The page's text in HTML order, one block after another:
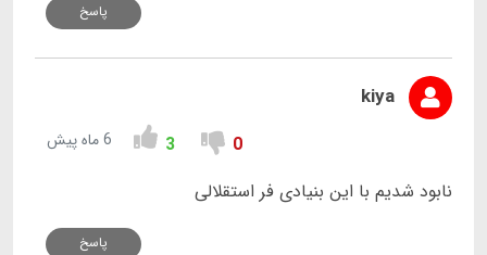
پاسخ
kiya
0
3 6 ماه پیش
نابود شدیم با این بنیادی فر استقلالی
پاسخ